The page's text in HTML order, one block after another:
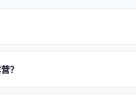
：Sydney、Melbourne、Brisbane
以及 South Island 上的 Christchurch
）在 COVID 后已
？
的 Condo 以及 Chill'd 系列 6 卧的